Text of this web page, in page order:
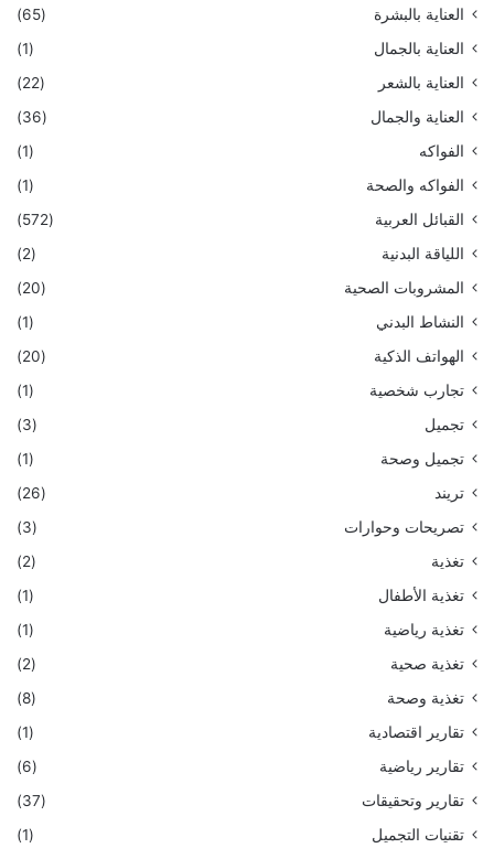
العناية بالبشرة
(65)
العناية بالجمال
(1)
العناية بالشعر
(22)
العناية والجمال
(36)
الفواكه
(1)
الفواكه والصحة
(1)
القبائل العربية
(572)
اللياقة البدنية
(2)
المشروبات الصحية
(20)
النشاط البدني
(1)
الهواتف الذكية
(20)
تجارب شخصية
(1)
تجميل
(3)
تجميل وصحة
(1)
تريند
(26)
تصريحات وحوارات
(3)
تغذية
(2)
تغذية الأطفال
(1)
تغذية رياضية
(1)
تغذية صحية
(2)
تغذية وصحة
(8)
تقارير اقتصادية
(1)
تقارير رياضية
(6)
تقارير وتحقيقات
(37)
تقنيات التجميل
(1)